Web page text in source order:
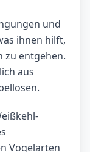
und
ihnen hilft,
zu entgehen.
aus
Vogelarten